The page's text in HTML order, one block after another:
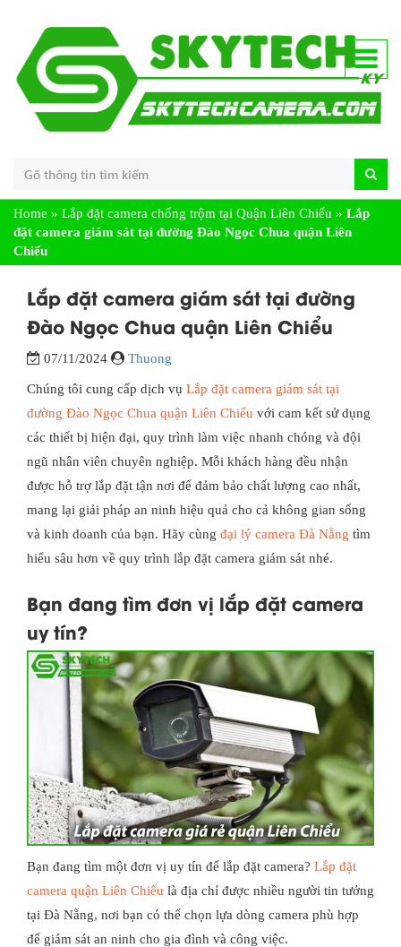
Home » Lắp đặt camera chống trộm tại Quận Liên Chiểu » Lắp
đặt camera giám sát tại đường Đào Ngọc Chua quận Liên
Chiểu
Lắp đặt camera giám sát tại đường
Đào Ngọc Chua quận Liên Chiểu
07/11/2024 Thuong
Chúng tôi cung cấp dịch vụ Lắp đặt camera giám sát tại
đường Đào Ngọc Chua quận Liên Chiểu với cam kết sử dụng
các thiết bị hiện đại, quy trình làm việc nhanh chóng và đội
ngũ nhân viên chuyên nghiệp. Mỗi khách hàng đều nhận
được hỗ trợ lắp đặt tận nơi để đảm bảo chất lượng cao nhất,
mang lại giải pháp an ninh hiệu quả cho cả không gian sống
và kinh doanh của bạn. Hãy cùng đại lý camera Đà Nẵng tìm
hiểu sâu hơn về quy trình lắp đặt camera giám sát nhé.
Bạn đang tìm đơn vị lắp đặt camera
uy tín?
Bạn đang tìm một đơn vị uy tín để lắp đặt camera? Lắp đặt
camera quận Liên Chiểu là địa chỉ được nhiều người tin tưởng
tại Đà Nẵng, nơi bạn có thể chọn lựa dòng camera phù hợp
để giám sát an ninh cho gia đình và công việc.